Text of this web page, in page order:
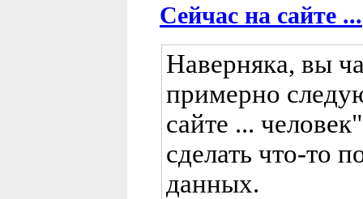
Сейчас на сайте ...
Наверняка, вы
примерно
сайте ...
сделать что-то
данных.